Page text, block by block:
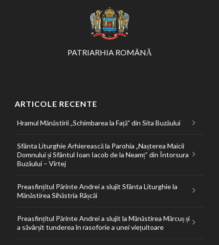
PATRIARHIA ROMÂNĂ
ARTICOLE RECENTE
Hramul Mănăstirii „Schimbarea la Față” din Sita Buzăului
Sfânta Liturghie Arhierească la Parohia „Nașterea Maicii
Domnului și Sfântul Ioan Iacob de la Neamț” din Întorsura
Buzăului – Vîrtej
Preasfințitul Părinte Andrei a slujit Sfânta Liturghie la
Mănăstirea Sihăstria Râșcăi
Preasfințitul Părinte Andrei a slujit la Mănăstirea Mărcuș și
a săvârșit tunderea în rasoforie a unei viețuitoare